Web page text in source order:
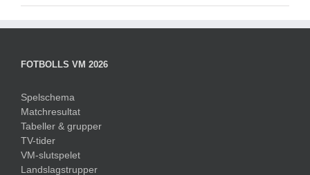
FOTBOLLS VM 2026
Spelschema
Matchresultat
Tabeller & grupper
TV-tider
VM-slutspelet
Landslagstrupper